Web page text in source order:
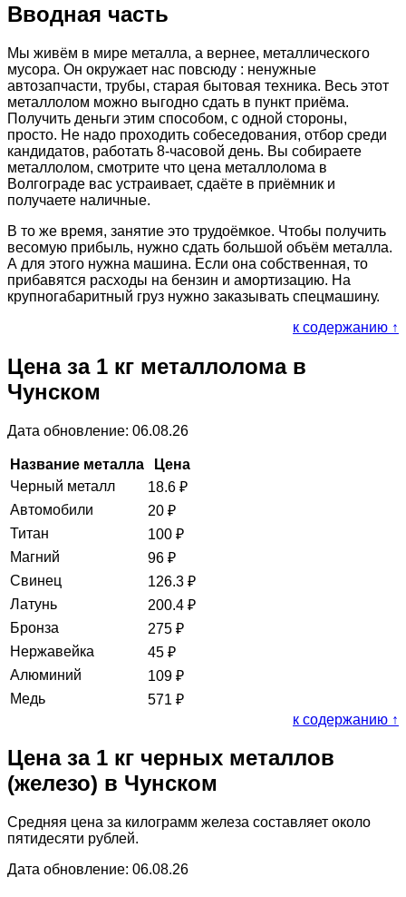
Вводная часть
Мы живём в мире металла, а вернее, металлического
мусора. Он окружает нас повсюду : ненужные
автозапчасти, трубы, старая бытовая техника. Весь этот
металлолом можно выгодно сдать в пункт приёма.
Получить деньги этим способом, с одной стороны,
просто. Не надо проходить собеседования, отбор среди
кандидатов, работать 8-часовой день. Вы собираете
металлолом, смотрите что цена металлолома в
Волгограде вас устраивает, сдаёте в приёмник и
получаете наличные.
В то же время, занятие это трудоёмкое. Чтобы получить
весомую прибыль, нужно сдать большой объём металла.
А для этого нужна машина. Если она собственная, то
прибавятся расходы на бензин и амортизацию. На
крупногабаритный груз нужно заказывать спецмашину.
к содержанию ↑
Цена за 1 кг металлолома в
Чунском
Дата обновление: 06.08.26
Название металла
Цена
Черный металл
18.6 ₽
Автомобили
20 ₽
Титан
100 ₽
Магний
96 ₽
Свинец
126.3 ₽
Латунь
200.4 ₽
Бронза
275 ₽
Нержавейка
45 ₽
Алюминий
109 ₽
Медь
571 ₽
к содержанию ↑
Цена за 1 кг черных металлов
(железо) в Чунском
Средняя цена за килограмм железа составляет около
пятидесяти рублей.
Дата обновление: 06.08.26